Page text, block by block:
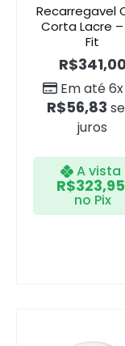
Recarregavel
Corta Lacre –
Fit
R$341,00
Em até
R$56,83
juros
A vista
R$323,95
no Pix